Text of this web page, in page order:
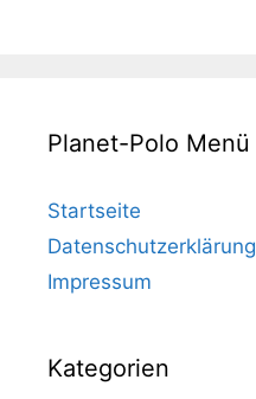
Planet-Polo Menü
Startseite
Datenschutzerklärung
Impressum
Kategorien